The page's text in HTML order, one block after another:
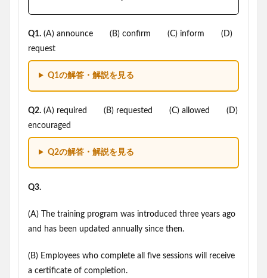
Q1. (A) announce (B) confirm (C) inform (D)
request
Q1の解答・解説を見る
Q2. (A) required (B) requested (C) allowed (D)
encouraged
Q2の解答・解説を見る
Q3.
(A) The training program was introduced three years ago
and has been updated annually since then.
(B) Employees who complete all five sessions will receive
a certificate of completion.